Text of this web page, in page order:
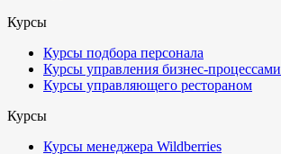
Курсы
Курсы подбора персонала
Курсы управления бизнес-процессами
Курсы управляющего рестораном
Курсы
Курсы менеджера Wildberries